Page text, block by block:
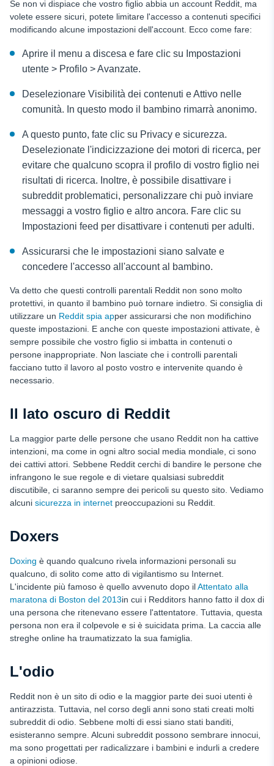
Se non vi dispiace che vostro figlio abbia un account Reddit, ma
volete essere sicuri, potete limitare l'accesso a contenuti specifici
modificando alcune impostazioni dell'account. Ecco come fare:
Aprire il menu a discesa e fare clic su Impostazioni
utente > Profilo > Avanzate.
Deselezionare Visibilità dei contenuti e Attivo nelle
comunità. In questo modo il bambino rimarrà anonimo.
A questo punto, fate clic su Privacy e sicurezza.
Deselezionate l'indicizzazione dei motori di ricerca, per
evitare che qualcuno scopra il profilo di vostro figlio nei
risultati di ricerca. Inoltre, è possibile disattivare i
subreddit problematici, personalizzare chi può inviare
messaggi a vostro figlio e altro ancora. Fare clic su
Impostazioni feed per disattivare i contenuti per adulti.
Assicurarsi che le impostazioni siano salvate e
concedere l'accesso all'account al bambino.
Va detto che questi controlli parentali Reddit non sono molto
protettivi, in quanto il bambino può tornare indietro. Si consiglia di
utilizzare un Reddit spia apper assicurarsi che non modifichino
queste impostazioni. E anche con queste impostazioni attivate, è
sempre possibile che vostro figlio si imbatta in contenuti o
persone inappropriate. Non lasciate che i controlli parentali
facciano tutto il lavoro al posto vostro e intervenite quando è
necessario.
Il lato oscuro di Reddit
La maggior parte delle persone che usano Reddit non ha cattive
intenzioni, ma come in ogni altro social media mondiale, ci sono
dei cattivi attori. Sebbene Reddit cerchi di bandire le persone che
infrangono le sue regole e di vietare qualsiasi subreddit
discutibile, ci saranno sempre dei pericoli su questo sito. Vediamo
alcuni sicurezza in internet preoccupazioni su Reddit.
Doxers
Doxing è quando qualcuno rivela informazioni personali su
qualcuno, di solito come atto di vigilantismo su Internet.
L'incidente più famoso è quello avvenuto dopo ilAttentato alla
maratona di Boston del 2013in cui i Redditors hanno fatto il dox di
una persona che ritenevano essere l'attentatore. Tuttavia, questa
persona non era il colpevole e si è suicidata prima. La caccia alle
streghe online ha traumatizzato la sua famiglia.
L'odio
Reddit non è un sito di odio e la maggior parte dei suoi utenti è
antirazzista. Tuttavia, nel corso degli anni sono stati creati molti
subreddit di odio. Sebbene molti di essi siano stati banditi,
esisteranno sempre. Alcuni subreddit possono sembrare innocui,
ma sono progettati per radicalizzare i bambini e indurli a credere
a opinioni odiose.